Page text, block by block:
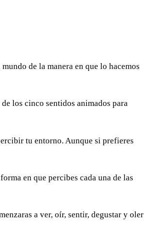
de la manera en que lo hacemos
de los cinco sentidos animados para
tu entorno. Aunque si prefieres
en que percibes cada una de las
a ver, oír, sentir, degustar y oler